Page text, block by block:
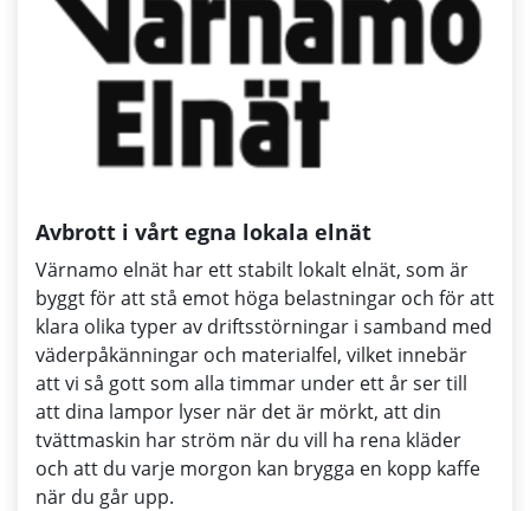
Avbrott i vårt egna lokala elnät
Värnamo elnät har ett stabilt lokalt elnät, som är
byggt för att stå emot höga belastningar och för att
klara olika typer av driftsstörningar i samband med
väderpåkänningar och materialfel, vilket innebär
att vi så gott som alla timmar under ett år ser till
att dina lampor lyser när det är mörkt, att din
tvättmaskin har ström när du vill ha rena kläder
och att du varje morgon kan brygga en kopp kaffe
när du går upp.